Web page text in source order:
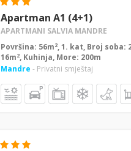
Apartman A1 (4+1)
APARTMANI SALVIA MANDRE
Površina: 56m2, 1. kat, Broj soba:
16m2, Kuhinja, More: 200m
Mandre - Privatni smještaj